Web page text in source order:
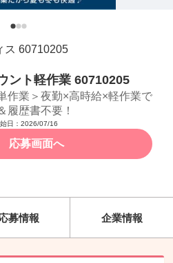
60710205
ント軽作業 60710205
作業＞夜勤×高時給×軽作業で
履歴書不要！
日： 2026/07/16
応募画面へ
募情報 企業情報